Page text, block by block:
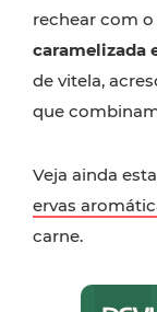
rechear com o
caramelizada
de vitela,
que
Veja ainda
ervas
carne.